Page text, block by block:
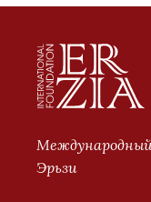
Эрьзи